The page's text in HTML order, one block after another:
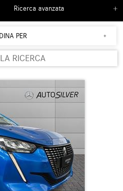
Ricerca avanzata
PER
RICERCA